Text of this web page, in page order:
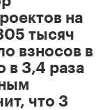
на
тысяч
взносов в
в 3,4 раза
что 3